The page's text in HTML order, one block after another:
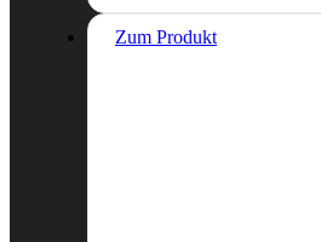
Zum Produkt